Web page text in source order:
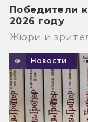
Победители
2026 году
Жюри и
Новости